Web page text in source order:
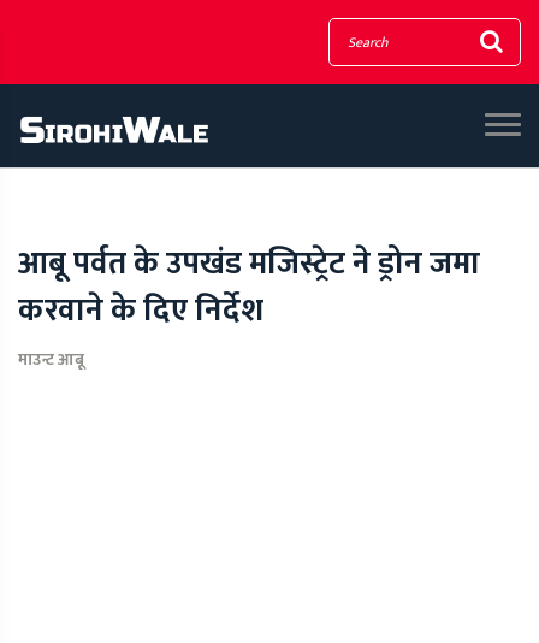
आबू पर्वत के उपखंड मजिस्ट्रेट ने ड्रोन जमा
करवाने के दिए निर्देश
माउन्ट आबू